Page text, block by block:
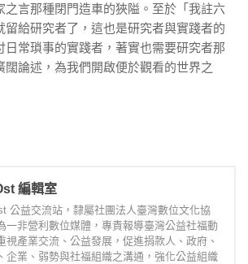
之言那種閉門造車的狹隘。至於「我註六
留給研究者了，這也是研究者與實踐者的
日常瑣事的實踐者，著實也需要研究者那
闊論述，為我們開啟便於觀看的世界之
編輯室
公益交流站，隸屬社團法人臺灣數位文化協
一非營利數位媒體，專責報導臺灣公益社福動
視產業交流、公益發展，促進捐款人、政府、
企業、弱勢與社福組織之溝通，強化公益組織